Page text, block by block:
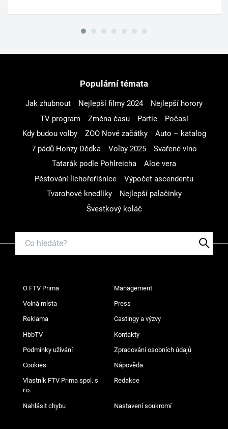
Populární témata
Jak zhubnout Nejlepší filmy 2024
Nejlepší horory
TV program
Změna času Partie
Počasí
Kdy budou volby
ZOO Nové začátky
Auto – katalog
7 pádů Honzy Dědka
Volby 2025
Svařené víno
Tatarák podle Pohlreicha
Aloe vera
Pěstování lichořeřišnice
Výpočet ascendentu
Tvarohové knedlíky
Nejlepší palačinky
Švestkový koláč
O FTV Prima Management
Volná místa Press
Reklama Castingy a výzvy
HbbTV Kontakty
Podmínky užívání Zpracování osobních údajů
Cookies Nápověda
Vlastník FTV Prima spol. s
r.o.
Redakce
Nahlásit chybu Nastavení soukromí